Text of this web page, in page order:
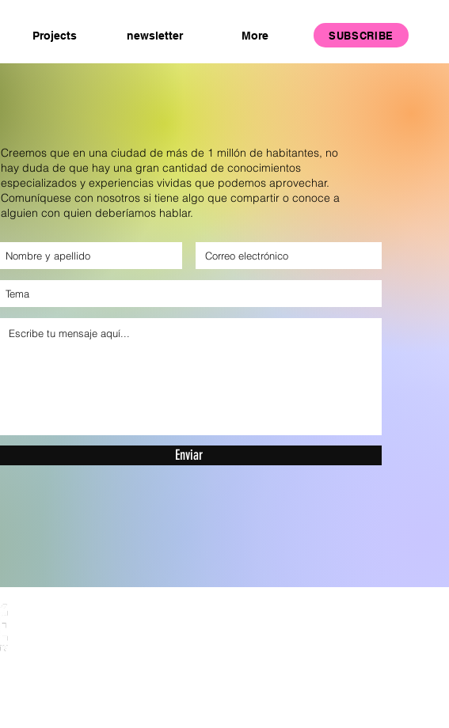
Projects newsletter More SUBSCRIBE
Creemos que en una ciudad de más de 1 millón de habitantes, no
hay duda de que hay una gran cantidad de conocimientos
especializados y experiencias vividas que podemos aprovechar.
Comuníquese con nosotros si tiene algo que compartir o conoce a
alguien con quien deberíamos hablar.
Enviar